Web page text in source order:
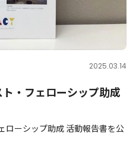
2025.03.14
・フェローシップ助成
ローシップ助成 活動報告書を公